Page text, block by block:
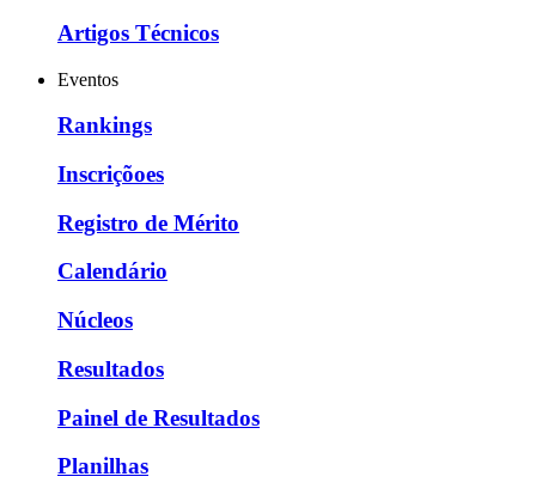
Artigos Técnicos
Eventos
Rankings
Inscriçõoes
Registro de Mérito
Calendário
Núcleos
Resultados
Painel de Resultados
Planilhas